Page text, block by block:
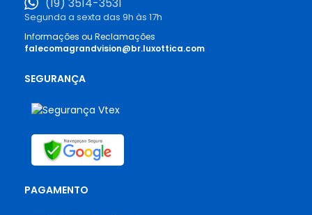
Segunda a sexta das 9h às 17h
Informações ou Reclamações
falecomagrandvision@br.luxottica.com
SEGURANÇA
PAGAMENTO